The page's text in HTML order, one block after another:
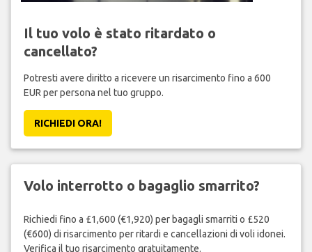
Il tuo volo è stato ritardato o
cancellato?
Potresti avere diritto a ricevere un risarcimento fino a 600
EUR per persona nel tuo gruppo.
RICHIEDI ORA!
Volo interrotto o bagaglio smarrito?
Richiedi fino a £1,600 (€1,920) per bagagli smarriti o £520
(€600) di risarcimento per ritardi e cancellazioni di voli idonei.
Verifica il tuo risarcimento gratuitamente.